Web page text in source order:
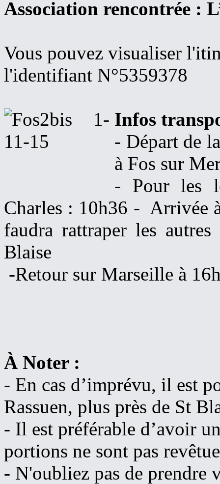
Association rencontrée :
Vous pouvez visualiser
l'identifiant N°5359378
Infos
- Départ de
à Fos sur
- Pour les
Charles : 10h36 - Arrivée
faudra rattraper les
Blaise
-Retour sur Marseille à
À Noter :
- En cas d’imprévu, il est
Rassuen, plus près de St
- Il est préférable d’avoir
portions ne sont pas
- N'oubliez pas de prendre